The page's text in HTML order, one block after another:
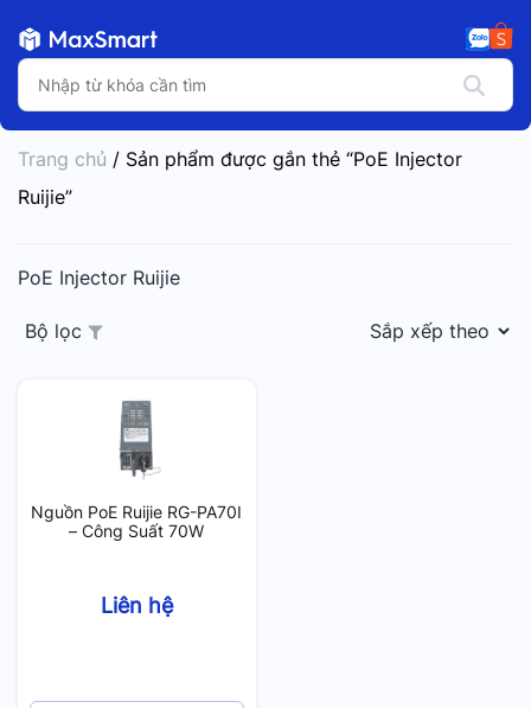
Trang chủ / Sản phẩm được gắn thẻ “PoE Injector
Ruijie”
PoE Injector Ruijie
Bộ lọc
Nguồn PoE Ruijie RG-PA70I
– Công Suất 70W
Liên hệ